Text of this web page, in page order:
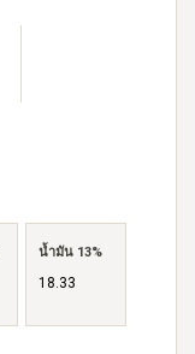
น้ำมัน 13%
18.33